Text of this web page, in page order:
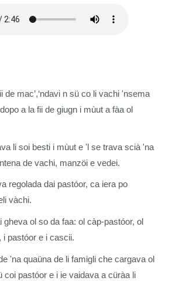
de mac’,‘ndavi n sü co li vachi 'nsema
a la fii de giugn i mùut a fàa ol
li soi besti i mùut e 'l se trava scià 'na
de vachi, manzöi e vedei.
regolada dai pastóor, ca iera po
vàchi.
gheva ol so da faa: ol càp-pastóor, ol
i pastóor e i cascii.
'na quaüna de li famigli che cargava ol
coi pastóor e i ie vaidava a cüràa li